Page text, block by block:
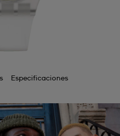
Especificaciones